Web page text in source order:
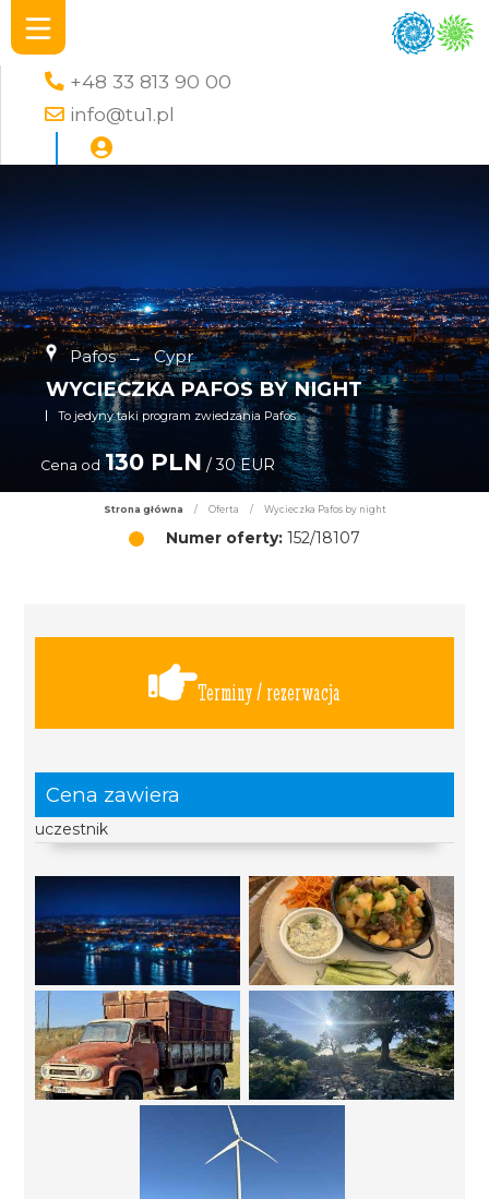
+48 33 813 90 00
info@tu1.pl
Pafos → Cypr
WYCIECZKA PAFOS BY NIGHT
To jedyny taki program zwiedzania Pafos
Cena od 130 PLN / 30 EUR
Strona główna / Oferta / Wycieczka Pafos by night
Numer oferty: 152/18107
Terminy / rezerwacja
Cena zawiera
uczestnik